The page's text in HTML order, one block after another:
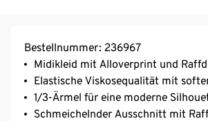
Bestellnummer: 236967
Midikleid mit Alloverprint und
Elastische Viskosequalität mit
1/3-Ärmel für eine moderne
Schmeichelnder Ausschnitt mit